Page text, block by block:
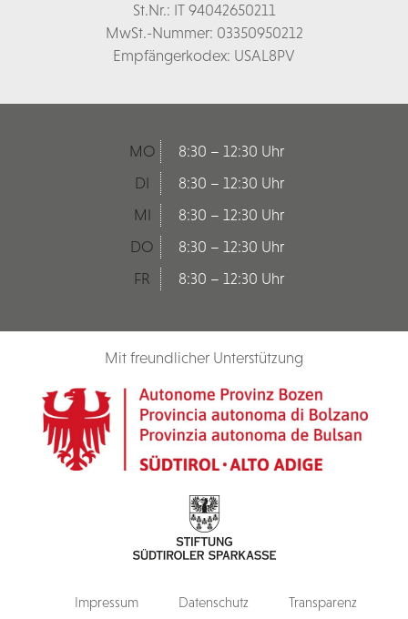
St.Nr.: IT 94042650211
MwSt.-Nummer: 03350950212
Empfängerkodex: USAL8PV
MO
8:30 – 12:30 Uhr
DI
8:30 – 12:30 Uhr
MI
8:30 – 12:30 Uhr
DO
8:30 – 12:30 Uhr
FR
8:30 – 12:30 Uhr
Mit freundlicher Unterstützung
Impressum Datenschutz Transparenz